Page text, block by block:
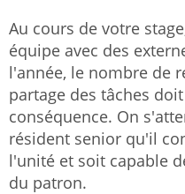
Au cours de votre
équipe avec des
l'année, le nombre de
partage des tâches
conséquence. On
résident senior qu'il
l'unité et soit capable
du patron.